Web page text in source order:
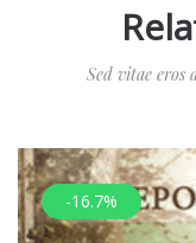
Sed vitae eros
-16.7%